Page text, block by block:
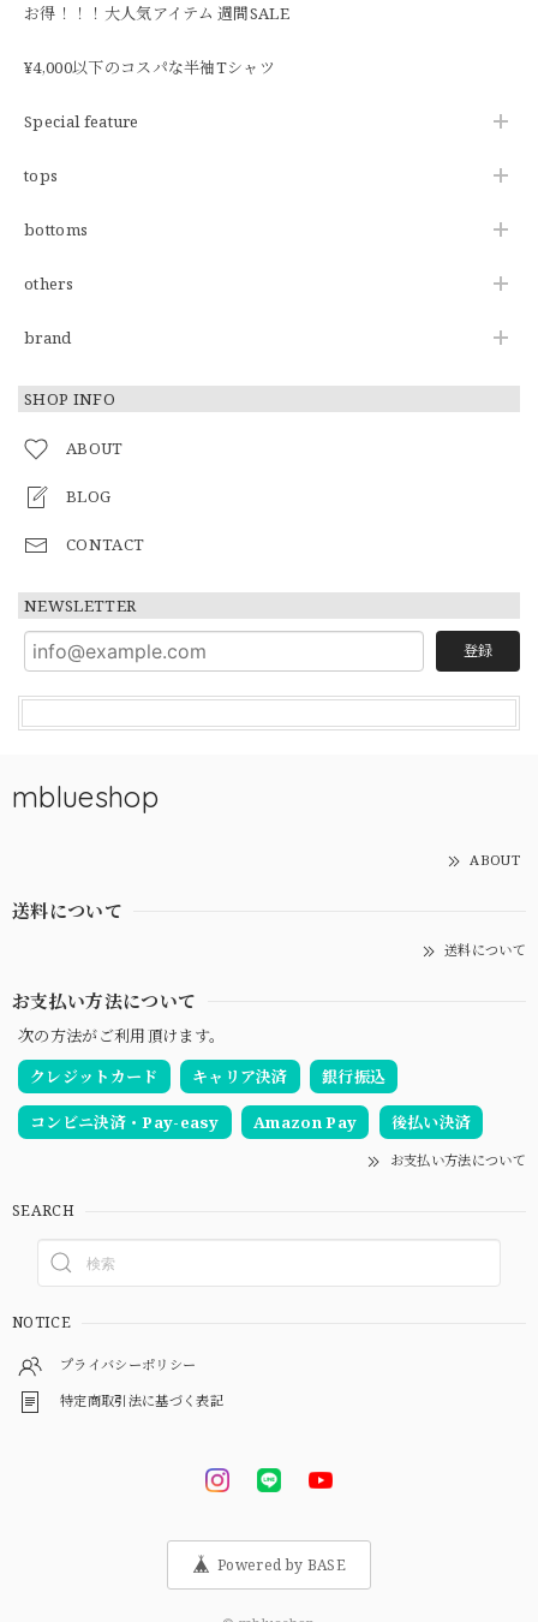
お得！！！大人気アイテム 週間SALE
¥4,000以下のコスパな半袖Tシャツ
Special feature
tops
bottoms
others
brand
SHOP INFO
ABOUT
BLOG
CONTACT
NEWSLETTER
登録
mblueshop
ABOUT
送料について
送料について
お支払い方法について
次の方法がご利用頂けます。
クレジットカード
キャリア決済 銀行振込
コンビニ決済・Pay-easy Amazon Pay 後払い決済
お支払い方法について
SEARCH
NOTICE
プライバシーポリシー
特定商取引法に基づく表記
Powered by BASE